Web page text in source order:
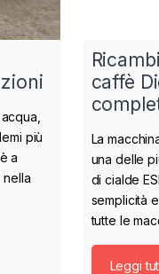
più
a
nella
caffè
La
una delle
di cialde
semplicità
tutte le
Leggi